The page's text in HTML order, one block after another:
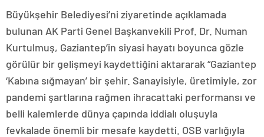
Büyükşehir Belediyesi’ni ziyaretinde açıklamada
bulunan AK Parti Genel Başkanvekili Prof. Dr. Numan
Kurtulmuş, Gaziantep’in siyasi hayatı boyunca gözle
görülür bir gelişmeyi kaydettiğini aktararak “Gaziantep
‘Kabına sığmayan’ bir şehir. Sanayisiyle, üretimiyle, zor
pandemi şartlarına rağmen ihracattaki performansı ve
belli kalemlerde dünya çapında iddialı oluşuyla
fevkalade önemli bir mesafe kaydetti. OSB varlığıyla